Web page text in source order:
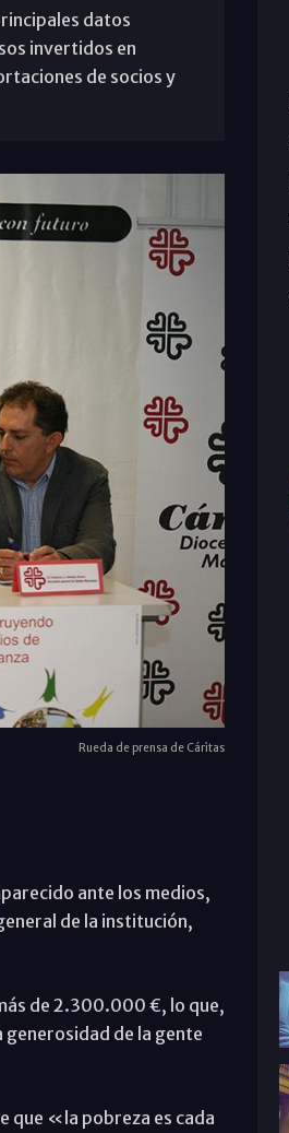
datos
invertidos en
de socios y
Rueda de prensa de Cáritas
ante los medios,
de la institución,
de 2.300.000 €, lo que,
de la gente
que «la pobreza es cada